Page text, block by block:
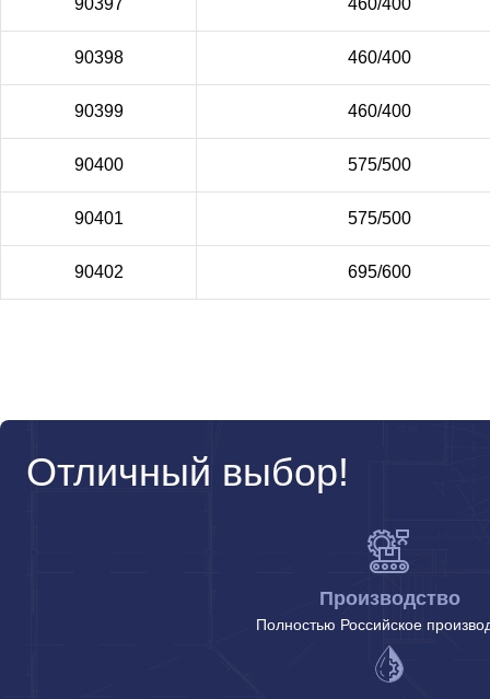
90397 460/400
90398 460/400
90399 460/400
90400 575/500
90401 575/500
90402 695/600
Отличный выбор!
Производство
Полностью Российское